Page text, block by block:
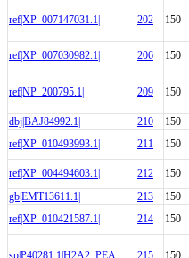
ref|XP_007147031.1| 202 150
ref|XP_007030982.1| 206 150
ref|NP_200795.1| 209 150
dbj|BAJ84992.1| 210 150
ref|XP_010493993.1|
211 150
ref|XP_004494603.1| 212 150
gb|EMT13611.1|
213 150
ref|XP_010421587.1|
214 150
sp|P40281.1|H2A2_PEA 215 150